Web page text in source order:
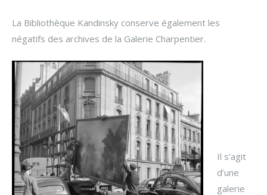
La Bibliothèque Kandinsky conserve également les
négatifs des archives de la Galerie Charpentier.
Il s’agit
d’une
galerie